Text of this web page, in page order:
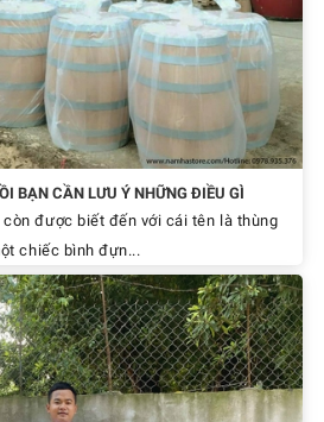
BẠN CẦN LƯU Ý NHỮNG ĐIỀU GÌ
còn được biết đến với cái tên là thùng
chiếc bình đựn...